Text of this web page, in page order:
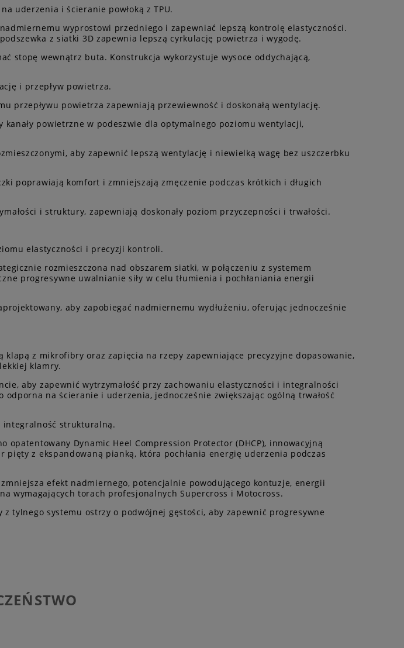
uderzenia i ścieranie powłoką z TPU.
wyprostowi przedniego i zapewniać lepszą kontrolę elastyczności.
z siatki 3D zapewnia lepszą cyrkulację powietrza i wygodę.
stopę wewnątrz buta. Konstrukcja wykorzystuje wysoce oddychającą,
i przepływ powietrza.
przepływu powietrza zapewniają przewiewność i doskonałą wentylację.
kanały powietrzne w podeszwie dla optymalnego poziomu wentylacji,
aby zapewnić lepszą wentylację i niewielką wagę bez uszczerbku
poprawiają komfort i zmniejszają zmęczenie podczas krótkich i długich
i struktury, zapewniają doskonały poziom przyczepności i trwałości.
elastyczności i precyzji kontroli.
rozmieszczona nad obszarem siatki, w połączeniu z systemem
progresywne uwalnianie siły w celu tłumienia i pochłaniania energii
aby zapobiegać nadmiernemu wydłużeniu, oferując jednocześnie
z mikrofibry oraz zapięcia na rzepy zapewniające precyzyjne dopasowanie,
klamry.
aby zapewnić wytrzymałość przy zachowaniu elastyczności i integralności
na ścieranie i uderzenia, jednocześnie zwiększając ogólną trwałość
integralność strukturalną.
Dynamic Heel Compression Protector (DHCP), innowacyjną
z ekspandowaną pianką, która pochłania energię uderzenia podczas
efekt nadmiernego, potencjalnie powodującego kontuzje, energii
wymagających torach profesjonalnych Supercross i Motocross.
tylnego systemu ostrzy o podwójnej gęstości, aby zapewnić progresywne